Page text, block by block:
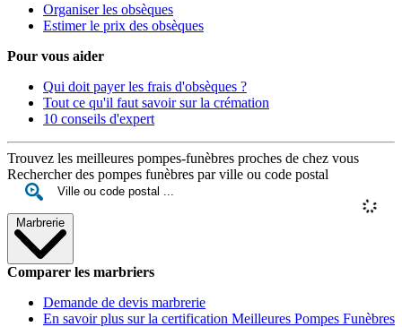
Organiser les obsèques
Estimer le prix des obsèques
Pour vous aider
Qui doit payer les frais d'obsèques ?
Tout ce qu'il faut savoir sur la crémation
10 conseils d'expert
Trouvez les meilleures pompes-funèbres proches de chez vous
Rechercher des pompes funèbres par ville ou code postal
Marbrerie
Comparer les marbriers
Demande de devis marbrerie
En savoir plus sur la certification Meilleures Pompes Funèbres